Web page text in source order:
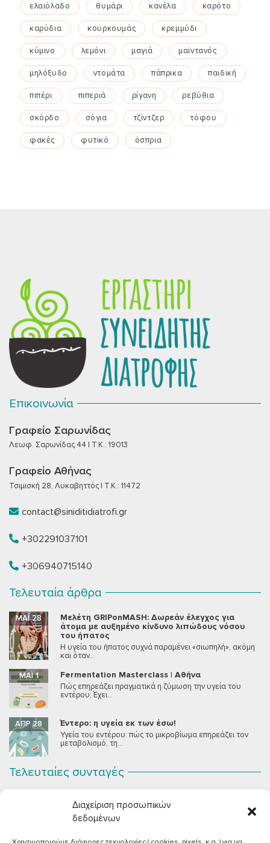
Διαχείριση προσωπικών
δεδομένων
ελαιόλαδο θυμάρι κανέλα καρότο
καρύδια κουρκουμάς κρεμμύδι
κύμινο λεμόνι μαγιά μαϊντανός
μηλόξυδο ντομάτα πάπρικα παιδική
πιπέρι πιπεριά ρίγανη ρεβύθια
σκόρδο σόγια τζίντζερ τόφου
φακές φυτικό όσπρια
Επικοινωνία
Γραφείο Σαρωνίδας
Λεωφ. Σαρωνίδας 44 | T.K.: 19013
Γραφείο Αθήνας
Τσιμισκή 28, Λυκαβηττός | T.K.: 11472
contact@siniditidiatrofi.gr
+302291037101
+306940715140
Τελευταία άρθρα
Μελέτη GRIPonMASH: Δωρεάν έλεγχος για
άτομα με αυξημένο κίνδυνο λιπώδους νόσου
του ήπατος
ΜΆΙ 28
Η υγεία του ήπατος συχνά παραμένει «σιωπηλή», ακόμη
και όταν...
Fermentation Masterclass | Αθήνα
ΜΆΙ 1
Πώς επηρεάζει πραγματικά η ζύμωση την υγεία του
εντέρου; Έχει...
Έντερο: η υγεία εκ των έσω!
ΑΠΡ 28
Υγεία του εντέρου: πώς το μικροβίωμα επηρεάζει τον
μεταβολισμό, τη...
Τελευταίες συνταγές
Μια μους σοκολάτας για όλους εμάς που θέλουμε να
συστήσουμε...